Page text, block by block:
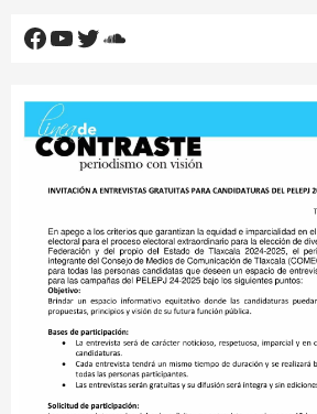
Facebook
YouTube
Twitter
SoundCloud